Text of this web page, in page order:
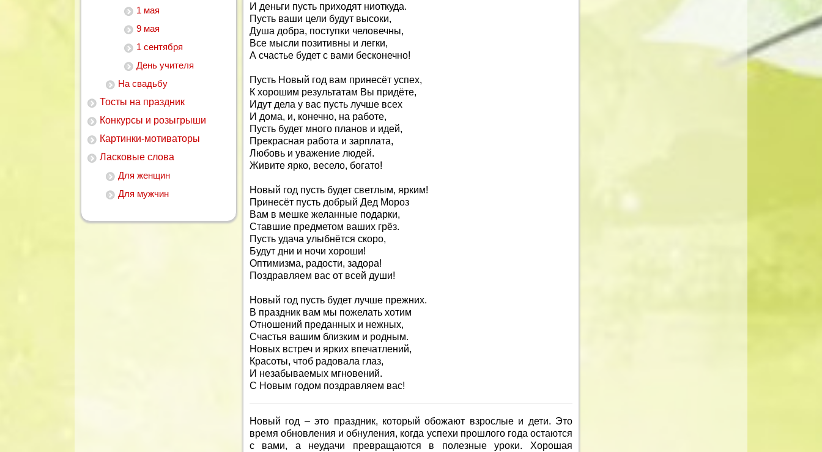
1 мая
9 мая
1 сентября
День учителя
На свадьбу
Тосты на праздник
Конкурсы и розыгрыши
Картинки-мотиваторы
Ласковые слова
Для женщин
Для мужчин
И деньги пусть приходят ниоткуда.
Пусть ваши цели будут высоки,
Душа добра, поступки человечны,
Все мысли позитивны и легки,
А счастье будет с вами бесконечно!
Пусть Новый год вам принесёт успех,
К хорошим результатам Вы придёте,
Идут дела у вас пусть лучше всех
И дома, и, конечно, на работе,
Пусть будет много планов и идей,
Прекрасная работа и зарплата,
Любовь и уважение людей.
Живите ярко, весело, богато!
Новый год пусть будет светлым, ярким!
Принесёт пусть добрый Дед Мороз
Вам в мешке желанные подарки,
Ставшие предметом ваших грёз.
Пусть удача улыбнётся скоро,
Будут дни и ночи хороши!
Оптимизма, радости, задора!
Поздравляем вас от всей души!
Новый год пусть будет лучше прежних.
В праздник вам мы пожелать хотим
Отношений преданных и нежных,
Счастья вашим близким и родным.
Новых встреч и ярких впечатлений,
Красоты, чтоб радовала глаз,
И незабываемых мгновений.
С Новым годом поздравляем вас!
Новый год – это праздник, который обожают взрослые и дети. Это
время обновления и обнуления, когда успехи прошлого года остаются
с вами, а неудачи превращаются в полезные уроки. Хорошая